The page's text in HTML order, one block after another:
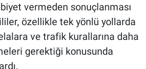
vermeden sonuçlanması
özellikle tek yönlü yollarda
ve trafik kurallarına daha
gerektiği konusunda